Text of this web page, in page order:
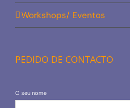
Workshops/ Eventos
PEDIDO DE CONTACTO
O seu nome